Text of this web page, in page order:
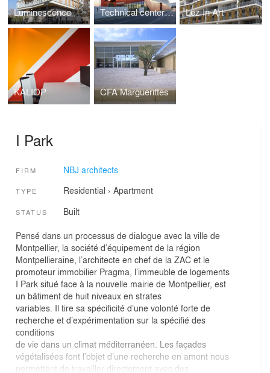
Luminescence Technical center in Blagnac Lez In Art
KALIOP CFA Marguerittes
I Park
FIRM NBJ architects
TYPE Residential › Apartment
STATUS Built
Pensé dans un processus de dialogue avec la ville de
Montpellier, la société d’équipement de la région
Montpellieraine, l’architecte en chef de la ZAC et le
promoteur immobilier Pragma, l’immeuble de logements
I Park situé face à la nouvelle mairie de Montpellier, est
un bâtiment de huit niveaux en strates
variables. Il tire sa spécificité d’une volonté forte de
recherche et d’expérimentation sur la spécifié des
conditions
de vie dans un climat méditerranéen. Les façades
végétalisées font l’objet d’une recherche en amont nous
permettant de travailler directement avec des